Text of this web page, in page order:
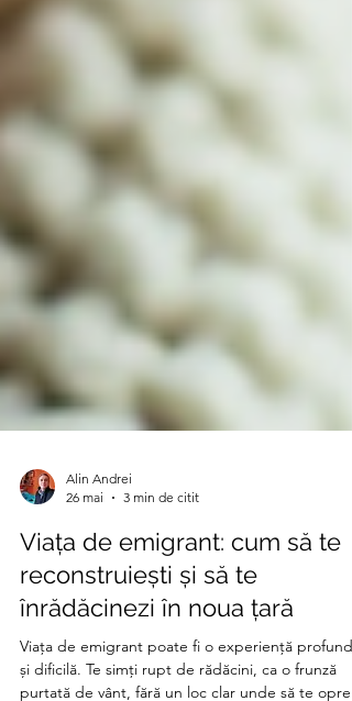
Alin Andrei
26 mai
3 min de citit
Viața de emigrant: cum să te
reconstruiești și să te
înrădăcinezi în noua țară